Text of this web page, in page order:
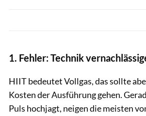
1. Fehler: Technik
HIIT bedeutet Vollgas, das sollte
Kosten der Ausführung gehen.
Puls hochjagt, neigen die meisten